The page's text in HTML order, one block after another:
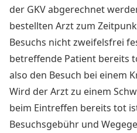
Newsletter & Presse
der GKV abgerechnet
bestellten Arzt zum
Besuchs nicht zweifelsfrei
betreffende Patient bereits
also den Besuch bei einem
Wird der Arzt zu einem
beim Eintreffen bereits tot
Besuchsgebühr und